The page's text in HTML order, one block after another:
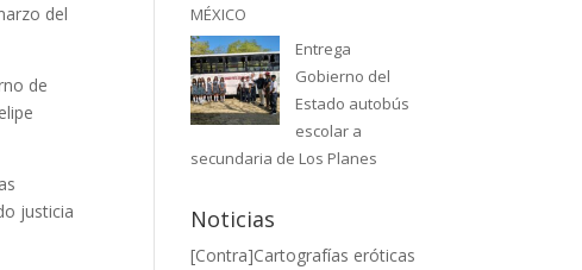
del
de
justicia
MÉXICO
Entrega
Gobierno del
Estado autobús
escolar a
secundaria de Los Planes
Noticias
[Contra]Cartografías eróticas